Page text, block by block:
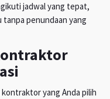
jadwal yang tepat,
penundaan yang
kontraktor yang Anda pilih